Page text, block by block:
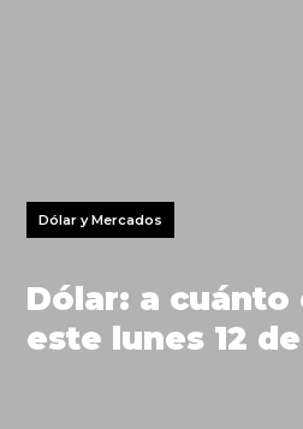
Dólar y Mercados
Dólar: a cuánto
este lunes 12